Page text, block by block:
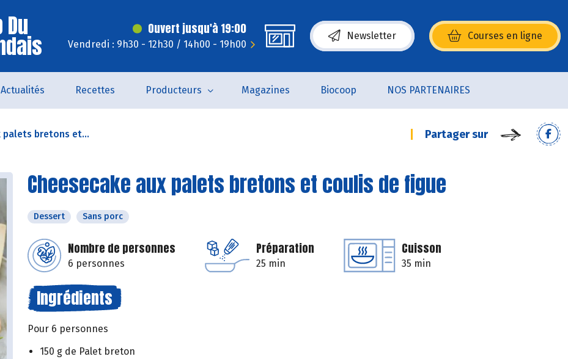
Ouvert jusqu'à 19:00
Vendredi : 9h30 - 12h30 / 14h00 - 19h00
Newsletter Courses en ligne
(s’ouvre dans une nouvelle fenêtre)
Actualités Recettes Producteurs Magazines Biocoop NOS PARTENAIRES
palets bretons et... Partager sur
Cheesecake aux palets bretons et coulis de figue
Dessert Sans porc
Nombre de personnes
6 personnes
Préparation
25 min
Cuisson
35 min
Ingrédients
Pour 6 personnes
150 g de Palet breton